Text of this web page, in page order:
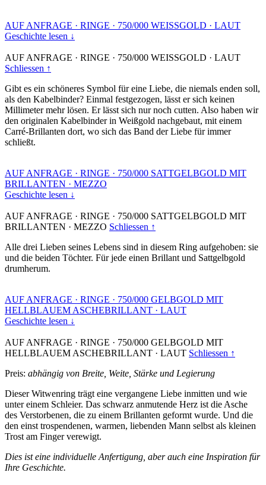
AUF ANFRAGE · RINGE · 750/000 WEISSGOLD · LAUT
Geschichte lesen ↓
AUF ANFRAGE · RINGE · 750/000 WEISSGOLD · LAUT
Schliessen ↑
Gibt es ein schöneres Symbol für eine Liebe, die niemals enden soll,
als den Kabelbinder? Einmal festgezogen, lässt er sich keinen
Millimeter mehr lösen. Er lässt sich nur noch cutten. Also haben wir
den originalen Kabelbinder in Weißgold nachgebaut, mit einem
Carré-Brillanten dort, wo sich das Band der Liebe für immer
schließt.
AUF ANFRAGE · RINGE · 750/000 SATTGELBGOLD MIT
BRILLANTEN · MEZZO
Geschichte lesen ↓
AUF ANFRAGE · RINGE · 750/000 SATTGELBGOLD MIT
BRILLANTEN · MEZZO Schliessen ↑
Alle drei Lieben seines Lebens sind in diesem Ring aufgehoben: sie
und die beiden Töchter. Für jede einen Brillant und Sattgelbgold
drumherum.
AUF ANFRAGE · RINGE · 750/000 GELBGOLD MIT
HELLBLAUEM ASCHEBRILLANT · LAUT
Geschichte lesen ↓
AUF ANFRAGE · RINGE · 750/000 GELBGOLD MIT
HELLBLAUEM ASCHEBRILLANT · LAUT Schliessen ↑
Preis: abhängig von Breite, Weite, Stärke und Legierung
Dieser Witwenring trägt eine vergangene Liebe inmitten und wie
unter einem Schleier. Das schwarz anmutende Herz ist die Asche
des Verstorbenen, die zu einem Brillanten geformt wurde. Und die
den einst trospendenen, warmen, liebenden Mann selbst als kleinen
Trost am Finger verewigt.
Dies ist eine individuelle Anfertigung, aber auch eine Inspiration für
Ihre Geschichte.